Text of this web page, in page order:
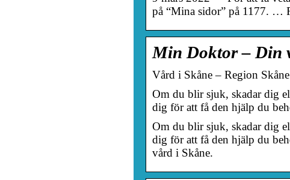
på “Mina sidor” på 1177. …
Min Doktor – Din
Vård i Skåne – Region Skåne
Om du blir sjuk, skadar dig
dig för att få den hjälp du
Om du blir sjuk, skadar dig
dig för att få den hjälp du
vård i Skåne.